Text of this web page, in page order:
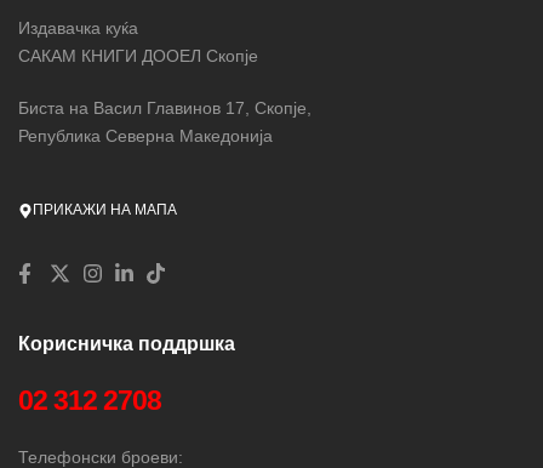
Издавачка куќа
САКАМ КНИГИ ДООЕЛ Скопје
Биста на Васил Главинов 17, Скопје,
Република Северна Македонија
ПРИКАЖИ НА МАПА
Корисничка поддршка
02 312 2708
Телефонски броеви: